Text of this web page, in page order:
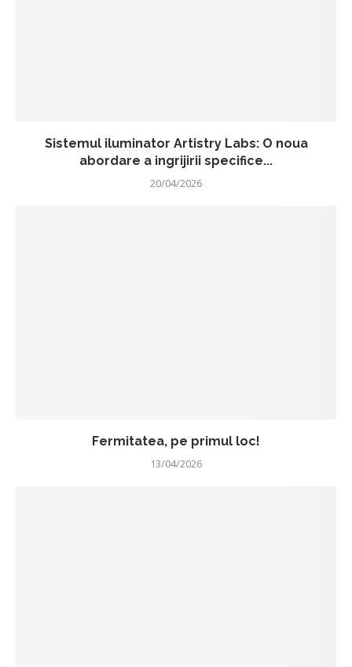
Sistemul iluminator Artistry Labs: O noua
abordare a ingrijirii specifice...
20/04/2026
Fermitatea, pe primul loc!
13/04/2026